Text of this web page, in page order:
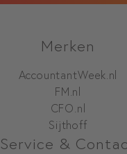
Merken
AccountantWeek.nl
FM.nl
CFO.nl
Sijthoff
Service &